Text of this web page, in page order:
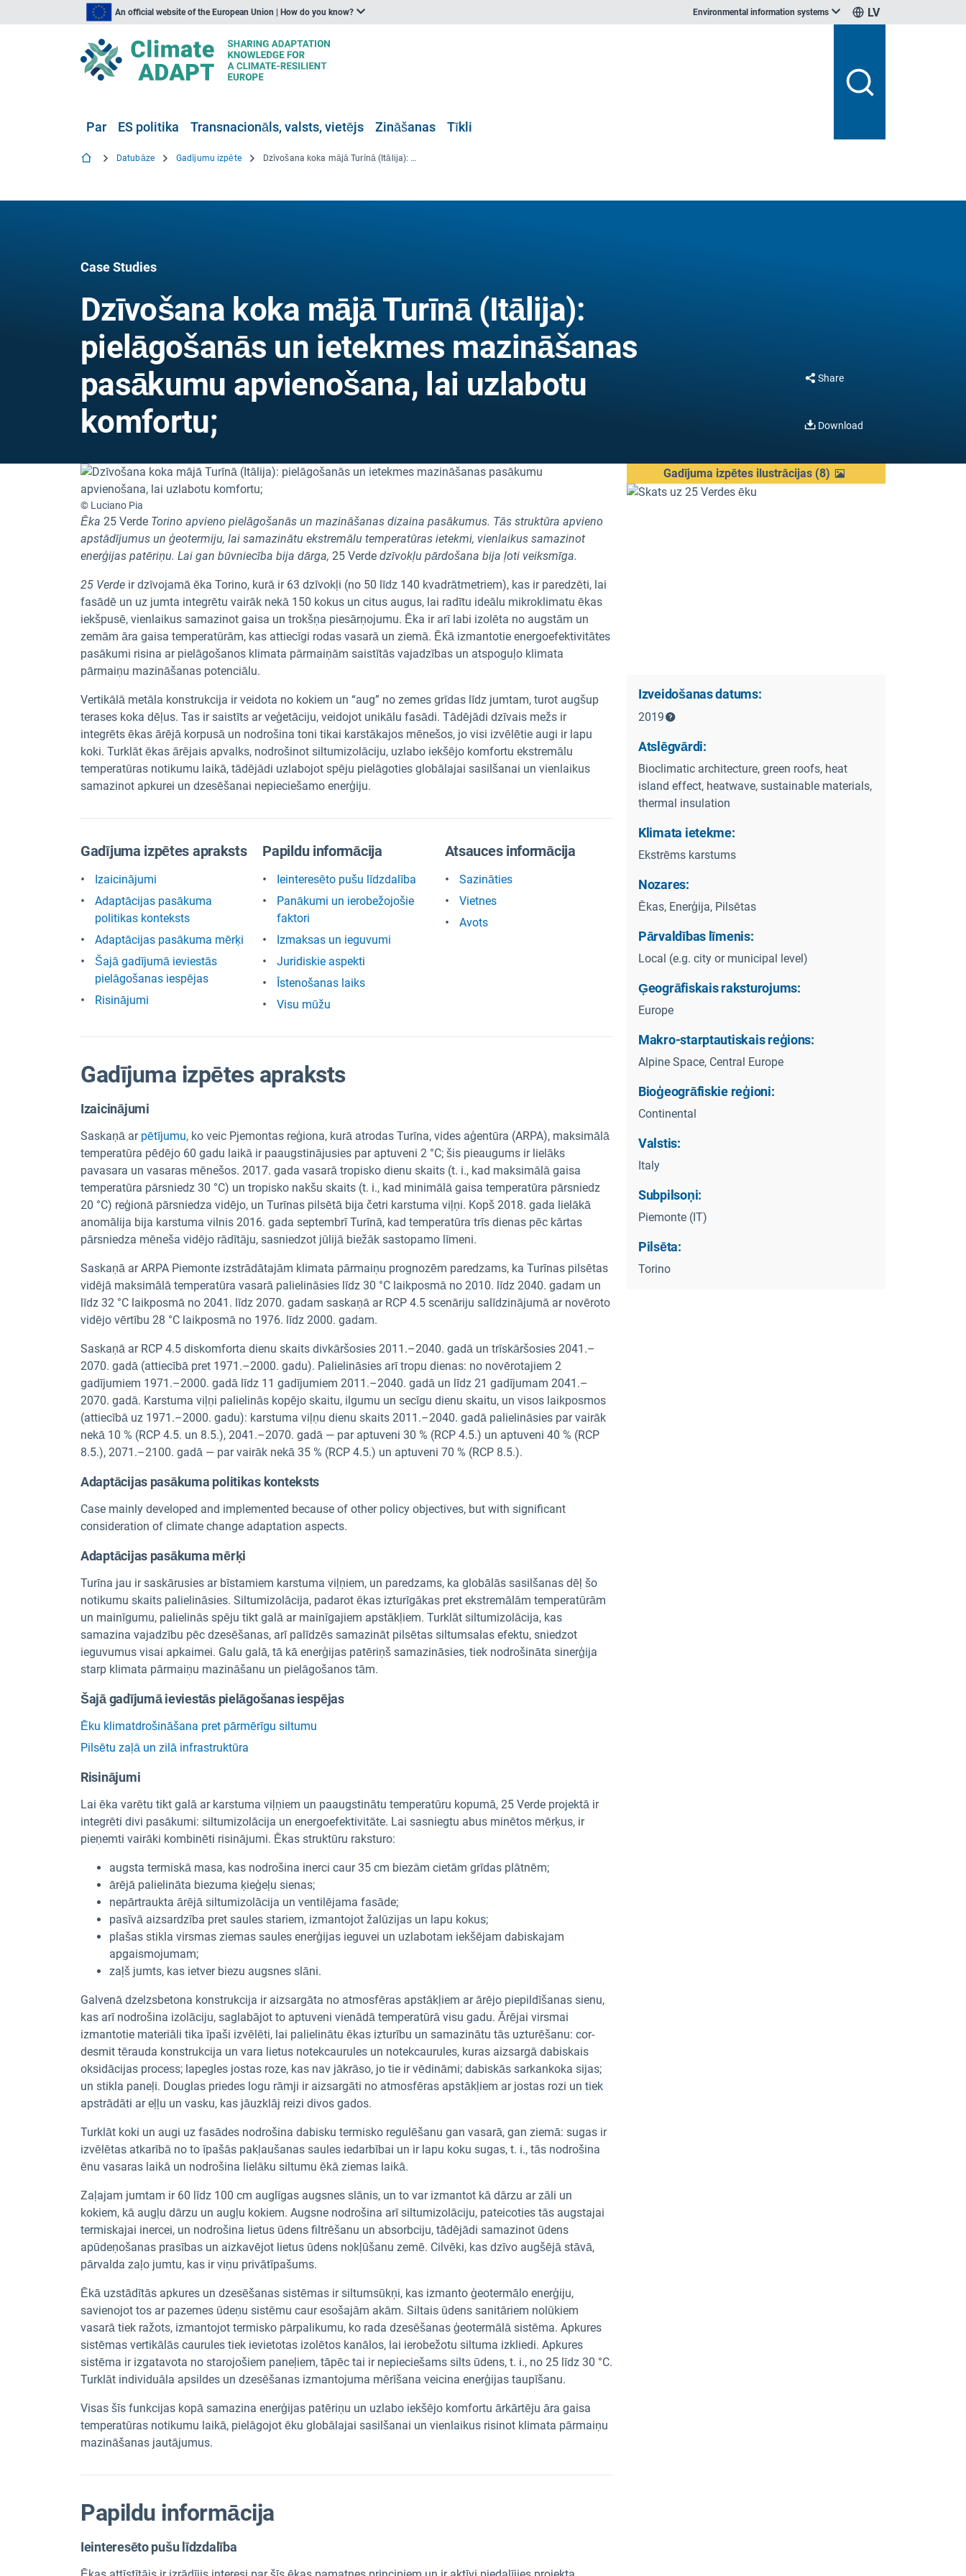
An official website of the European Union | How do you know? Environmental information systems LV
Par ES politika Transnacionāls, valsts, vietējs Zināšanas Tīkli
Datubāze Gadījumu izpēte Dzīvošana koka mājā Turīnā (Itālija): pielāgošanās un ietekmes mazināšanas pasākumu apvienošana, lai uzlabotu komfortu;
Case Studies
Dzīvošana koka mājā Turīnā (Itālija):
pielāgošanās un ietekmes mazināšanas
pasākumu apvienošana, lai uzlabotu
komfortu;
Share
Download
© Luciano Pia
Ēka 25 Verde Torino apvieno pielāgošanās un mazināšanas dizaina pasākumus. Tās struktūra apvieno
apstādījumus un ģeotermiju, lai samazinātu ekstremālu temperatūras ietekmi, vienlaikus samazinot
enerģijas patēriņu. Lai gan būvniecība bija dārga, 25 Verde dzīvokļu pārdošana bija ļoti veiksmīga.
25 Verde ir dzīvojamā ēka Torino, kurā ir 63 dzīvokļi (no 50 līdz 140 kvadrātmetriem), kas ir paredzēti, lai
fasādē un uz jumta integrētu vairāk nekā 150 kokus un citus augus, lai radītu ideālu mikroklimatu ēkas
iekšpusē, vienlaikus samazinot gaisa un trokšņa piesārņojumu. Ēka ir arī labi izolēta no augstām un
zemām āra gaisa temperatūrām, kas attiecīgi rodas vasarā un ziemā. Ēkā izmantotie energoefektivitātes
pasākumi risina ar pielāgošanos klimata pārmaiņām saistītās vajadzības un atspoguļo klimata
pārmaiņu mazināšanas potenciālu.
Vertikālā metāla konstrukcija ir veidota no kokiem un “aug” no zemes grīdas līdz jumtam, turot augšup
terases koka dēļus. Tas ir saistīts ar veģetāciju, veidojot unikālu fasādi. Tādējādi dzīvais mežs ir
integrēts ēkas ārējā korpusā un nodrošina toni tikai karstākajos mēnešos, jo visi izvēlētie augi ir lapu
koki. Turklāt ēkas ārējais apvalks, nodrošinot siltumizolāciju, uzlabo iekšējo komfortu ekstremālu
temperatūras notikumu laikā, tādējādi uzlabojot spēju pielāgoties globālajai sasilšanai un vienlaikus
samazinot apkurei un dzesēšanai nepieciešamo enerģiju.
Gadījuma izpētes apraksts
Izaicinājumi
Adaptācijas pasākuma
politikas konteksts
Adaptācijas pasākuma mērķi
Šajā gadījumā ieviestās
pielāgošanas iespējas
Risinājumi
Papildu informācija
Ieinteresēto pušu līdzdalība
Panākumi un ierobežojošie
faktori
Izmaksas un ieguvumi
Juridiskie aspekti
Īstenošanas laiks
Visu mūžu
Atsauces informācija
Sazināties
Vietnes
Avots
Gadījuma izpētes apraksts
Izaicinājumi
Saskaņā ar pētījumu, ko veic Pjemontas reģiona, kurā atrodas Turīna, vides aģentūra (ARPA), maksimālā
temperatūra pēdējo 60 gadu laikā ir paaugstinājusies par aptuveni 2 °C; šis pieaugums ir lielāks
pavasara un vasaras mēnešos. 2017. gada vasarā tropisko dienu skaits (t. i., kad maksimālā gaisa
temperatūra pārsniedz 30 °C) un tropisko nakšu skaits (t. i., kad minimālā gaisa temperatūra pārsniedz
20 °C) reģionā pārsniedza vidējo, un Turīnas pilsētā bija četri karstuma viļņi. Kopš 2018. gada lielākā
anomālija bija karstuma vilnis 2016. gada septembrī Turīnā, kad temperatūra trīs dienas pēc kārtas
pārsniedza mēneša vidējo rādītāju, sasniedzot jūlijā biežāk sastopamo līmeni.
Saskaņā ar ARPA Piemonte izstrādātajām klimata pārmaiņu prognozēm paredzams, ka Turīnas pilsētas
vidējā maksimālā temperatūra vasarā palielināsies līdz 30 °C laikposmā no 2010. līdz 2040. gadam un
līdz 32 °C laikposmā no 2041. līdz 2070. gadam saskaņā ar RCP 4.5 scenāriju salīdzinājumā ar novēroto
vidējo vērtību 28 °C laikposmā no 1976. līdz 2000. gadam.
Saskaņā ar RCP 4.5 diskomforta dienu skaits divkāršosies 2011.–2040. gadā un trīskāršosies 2041.–
2070. gadā (attiecībā pret 1971.–2000. gadu). Palielināsies arī tropu dienas: no novērotajiem 2
gadījumiem 1971.–2000. gadā līdz 11 gadījumiem 2011.–2040. gadā un līdz 21 gadījumam 2041.–
2070. gadā. Karstuma viļņi palielinās kopējo skaitu, ilgumu un secīgu dienu skaitu, un visos laikposmos
(attiecībā uz 1971.–2000. gadu): karstuma viļņu dienu skaits 2011.–2040. gadā palielināsies par vairāk
nekā 10 % (RCP 4.5. un 8.5.), 2041.–2070. gadā — par aptuveni 30 % (RCP 4.5.) un aptuveni 40 % (RCP
8.5.), 2071.–2100. gadā — par vairāk nekā 35 % (RCP 4.5.) un aptuveni 70 % (RCP 8.5.).
Adaptācijas pasākuma politikas konteksts
Case mainly developed and implemented because of other policy objectives, but with significant
consideration of climate change adaptation aspects.
Adaptācijas pasākuma mērķi
Turīna jau ir saskārusies ar bīstamiem karstuma viļņiem, un paredzams, ka globālās sasilšanas dēļ šo
notikumu skaits palielināsies. Siltumizolācija, padarot ēkas izturīgākas pret ekstremālām temperatūrām
un mainīgumu, palielinās spēju tikt galā ar mainīgajiem apstākļiem. Turklāt siltumizolācija, kas
samazina vajadzību pēc dzesēšanas, arī palīdzēs samazināt pilsētas siltumsalas efektu, sniedzot
ieguvumus visai apkaimei. Galu galā, tā kā enerģijas patēriņš samazināsies, tiek nodrošināta sinerģija
starp klimata pārmaiņu mazināšanu un pielāgošanos tām.
Šajā gadījumā ieviestās pielāgošanas iespējas
Ēku klimatdrošināšana pret pārmērīgu siltumu
Pilsētu zaļā un zilā infrastruktūra
Risinājumi
Lai ēka varētu tikt galā ar karstuma viļņiem un paaugstinātu temperatūru kopumā, 25 Verde projektā ir
integrēti divi pasākumi: siltumizolācija un energoefektivitāte. Lai sasniegtu abus minētos mērķus, ir
pieņemti vairāki kombinēti risinājumi. Ēkas struktūru raksturo:
augsta termiskā masa, kas nodrošina inerci caur 35 cm biezām cietām grīdas plātnēm;
ārējā palielināta biezuma ķieģeļu sienas;
nepārtraukta ārējā siltumizolācija un ventilējama fasāde;
pasīvā aizsardzība pret saules stariem, izmantojot žalūzijas un lapu kokus;
plašas stikla virsmas ziemas saules enerģijas ieguvei un uzlabotam iekšējam dabiskajam
apgaismojumam;
zaļš jumts, kas ietver biezu augsnes slāni.
Galvenā dzelzsbetona konstrukcija ir aizsargāta no atmosfēras apstākļiem ar ārējo piepildīšanas sienu,
kas arī nodrošina izolāciju, saglabājot to aptuveni vienādā temperatūrā visu gadu. Ārējai virsmai
izmantotie materiāli tika īpaši izvēlēti, lai palielinātu ēkas izturību un samazinātu tās uzturēšanu: cor-
desmit tērauda konstrukcija un vara lietus notekcaurules un notekcaurules, kuras aizsargā dabiskais
oksidācijas process; lapegles jostas roze, kas nav jākrāso, jo tie ir vēdināmi; dabiskās sarkankoka sijas;
un stikla paneļi. Douglas priedes logu rāmji ir aizsargāti no atmosfēras apstākļiem ar jostas rozi un tiek
apstrādāti ar eļļu un vasku, kas jāuzklāj reizi divos gados.
Turklāt koki un augi uz fasādes nodrošina dabisku termisko regulēšanu gan vasarā, gan ziemā: sugas ir
izvēlētas atkarībā no to īpašās pakļaušanas saules iedarbībai un ir lapu koku sugas, t. i., tās nodrošina
ēnu vasaras laikā un nodrošina lielāku siltumu ēkā ziemas laikā.
Zaļajam jumtam ir 60 līdz 100 cm auglīgas augsnes slānis, un to var izmantot kā dārzu ar zāli un
kokiem, kā augļu dārzu un augļu kokiem. Augsne nodrošina arī siltumizolāciju, pateicoties tās augstajai
termiskajai inercei, un nodrošina lietus ūdens filtrēšanu un absorbciju, tādējādi samazinot ūdens
apūdeņošanas prasības un aizkavējot lietus ūdens nokļūšanu zemē. Cilvēki, kas dzīvo augšējā stāvā,
pārvalda zaļo jumtu, kas ir viņu privātīpašums.
Ēkā uzstādītās apkures un dzesēšanas sistēmas ir siltumsūkņi, kas izmanto ģeotermālo enerģiju,
savienojot tos ar pazemes ūdeņu sistēmu caur esošajām akām. Siltais ūdens sanitāriem nolūkiem
vasarā tiek ražots, izmantojot termisko pārpalikumu, ko rada dzesēšanas ģeotermālā sistēma. Apkures
sistēmas vertikālās caurules tiek ievietotas izolētos kanālos, lai ierobežotu siltuma izkliedi. Apkures
sistēma ir izgatavota no starojošiem paneļiem, tāpēc tai ir nepieciešams silts ūdens, t. i., no 25 līdz 30 °C.
Turklāt individuāla apsildes un dzesēšanas izmantojuma mērīšana veicina enerģijas taupīšanu.
Visas šīs funkcijas kopā samazina enerģijas patēriņu un uzlabo iekšējo komfortu ārkārtēju āra gaisa
temperatūras notikumu laikā, pielāgojot ēku globālajai sasilšanai un vienlaikus risinot klimata pārmaiņu
mazināšanas jautājumus.
Papildu informācija
Ieinteresēto pušu līdzdalība
Gadījuma izpētes ilustrācijas(8)
Izveidošanas datums:
2019
Atslēgvārdi:
Bioclimatic architecture, green roofs, heat
island effect, heatwave, sustainable materials,
thermal insulation
Klimata ietekme:
Ekstrēms karstums
Nozares:
Ēkas, Enerģija, Pilsētas
Pārvaldības līmenis:
Local (e.g. city or municipal level)
Ģeogrāfiskais raksturojums:
Europe
Makro-starptautiskais reģions:
Alpine Space, Central Europe
Bioģeogrāfiskie reģioni:
Continental
Valstis:
Italy
Subpilsoņi:
Piemonte (IT)
Pilsēta:
Torino